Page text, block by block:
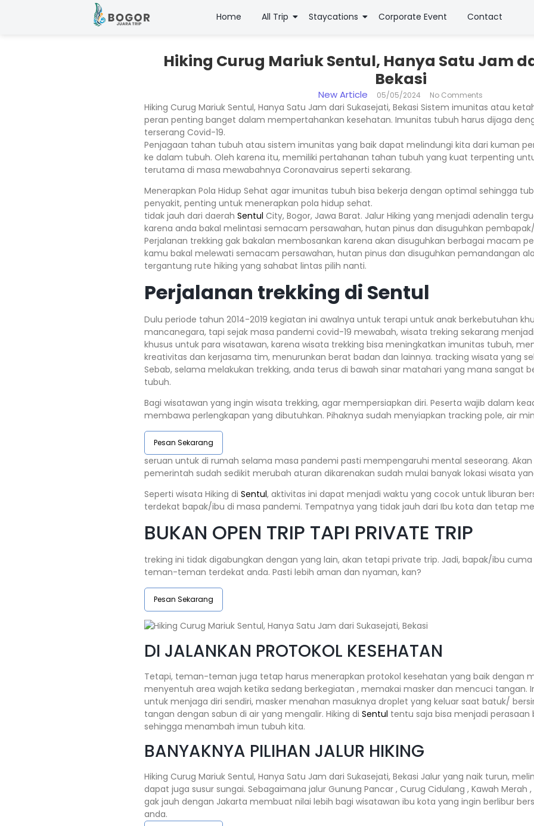
Home All Trip Staycations Corporate Event Contact
Hiking Curug Mariuk Sentul, Hanya Satu Jam
Bekasi
New Article 05/05/2024 No Comments
Hiking Curug Mariuk Sentul, Hanya Satu Jam dari Sukasejati, Bekasi Sistem imunitas atau
peran penting banget dalam mempertahankan kesehatan. Imunitas tubuh harus dijaga
terserang Covid-19.
Penjagaan tahan tubuh atau sistem imunitas yang baik dapat melindungi kita dari kuman
ke dalam tubuh. Oleh karena itu, memiliki pertahanan tahan tubuh yang kuat terpenting
terutama di masa mewabahnya Coronavairus seperti sekarang.
Menerapkan Pola Hidup Sehat agar imunitas tubuh bisa bekerja dengan optimal sehingga
penyakit, penting untuk menerapkan pola hidup sehat.
tidak jauh dari daerah Sentul City, Bogor, Jawa Barat. Jalur Hiking yang menjadi adenalin
karena anda bakal melintasi semacam persawahan, hutan pinus dan disuguhkan
Perjalanan trekking gak bakalan membosankan karena akan disuguhkan berbagai macam
kamu bakal melewati semacam persawahan, hutan pinus dan disuguhkan pemandangan
tergantung rute hiking yang sahabat lintas pilih nanti.
Perjalanan trekking di Sentul
Dulu periode tahun 2014-2019 kegiatan ini awalnya untuk terapi untuk anak berkebutuhan
mancanegara, tapi sejak masa pandemi covid-19 mewabah, wisata treking sekarang
khusus untuk para wisatawan, karena wisata trekking bisa meningkatkan imunitas tubuh,
kreativitas dan kerjasama tim, menurunkan berat badan dan lainnya. tracking wisata yang
Sebab, selama melakukan trekking, anda terus di bawah sinar matahari yang mana sangat
tubuh.
Bagi wisatawan yang ingin wisata trekking, agar mempersiapkan diri. Peserta wajib dalam
membawa perlengkapan yang dibutuhkan. Pihaknya sudah menyiapkan tracking pole, air
Pesan Sekarang
seruan untuk di rumah selama masa pandemi pasti mempengaruhi mental seseorang.
pemerintah sudah sedikit merubah aturan dikarenakan sudah mulai banyak lokasi wisata
Seperti wisata Hiking di Sentul, aktivitas ini dapat menjadi waktu yang cocok untuk liburan
terdekat bapak/ibu di masa pandemi. Tempatnya yang tidak jauh dari Ibu kota dan tetap
BUKAN OPEN TRIP TAPI PRIVATE TRIP
treking ini tidak digabungkan dengan yang lain, akan tetapi private trip. Jadi, bapak/ibu
teman-teman terdekat anda. Pasti lebih aman dan nyaman, kan?
Pesan Sekarang
DI JALANKAN PROTOKOL KESEHATAN
Tetapi, teman-teman juga tetap harus menerapkan protokol kesehatan yang baik dengan
menyentuh area wajah ketika sedang berkegiatan , memakai masker dan mencuci tangan.
untuk menjaga diri sendiri, masker menahan masuknya droplet yang keluar saat batuk/
tangan dengan sabun di air yang mengalir. Hiking di Sentul tentu saja bisa menjadi
sehingga menambah imun tubuh kita.
BANYAKNYA PILIHAN JALUR HIKING
Hiking Curug Mariuk Sentul, Hanya Satu Jam dari Sukasejati, Bekasi Jalur yang naik turun,
dapat juga susur sungai. Sebagaimana jalur Gunung Pancar , Curug Cidulang , Kawah Merah
gak jauh dengan Jakarta membuat nilai lebih bagi wisatawan ibu kota yang ingin berlibur
anda.